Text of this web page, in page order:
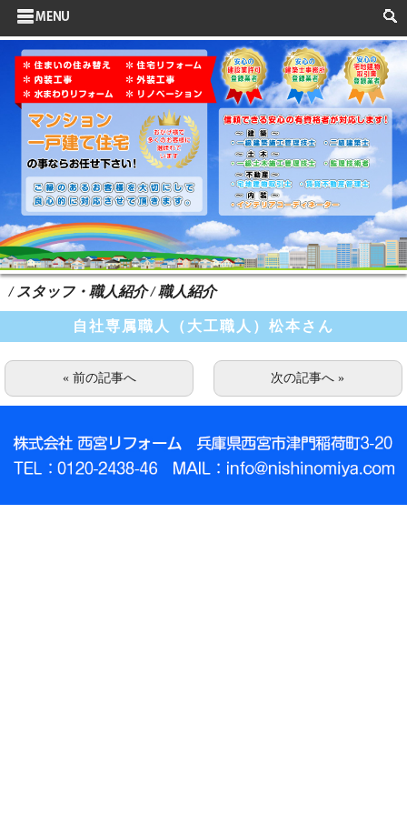
/ スタッフ・職人紹介 / 職人紹介
自社専属職人（大工職人）松本さん
« 前の記事へ 次の記事へ »
サイドメニュー
お客様の声
水まわりリフォーム
ポイントリフォーム
よくある質問
HOME
検索